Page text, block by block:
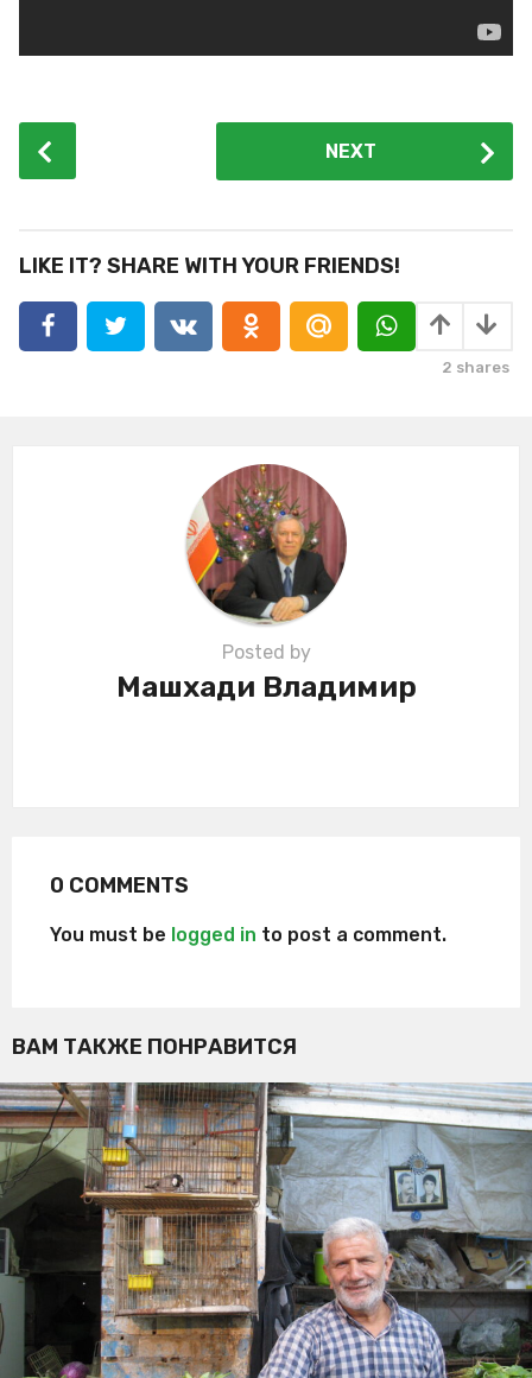
o
P
i
NEXT
LIKE IT? SHARE WITH YOUR FRIENDS!
2 shares
Posted by
Машхади Владимир
0 COMMENTS
You must be logged in to post a comment.
ВАМ ТАКЖЕ ПОНРАВИТСЯ